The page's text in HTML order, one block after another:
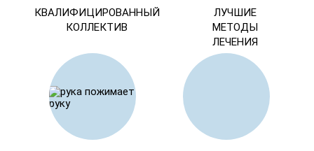
КВАЛИФИЦИРОВАННЫЙ
КОЛЛЕКТИВ
ЛУЧШИЕ
МЕТОДЫ
ЛЕЧЕНИЯ